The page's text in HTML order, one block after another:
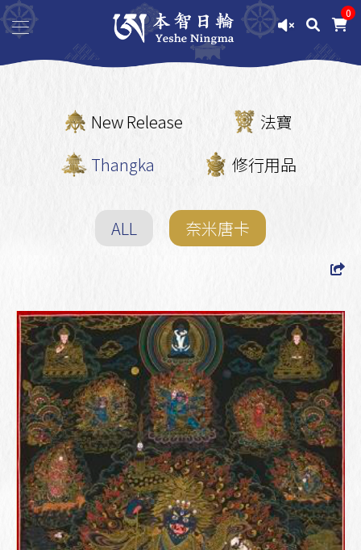
0
New Release
法寶
Thangka
修行用品
ALL 奈米唐卡